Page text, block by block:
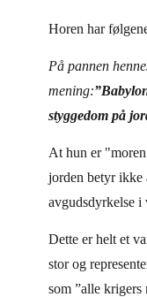
Horen har
På pannen
mening:
styggedom på
At hun er
jorden betyr ikke
avgudsdyrkelse i
Dette er helt et
stor og
som ”alle